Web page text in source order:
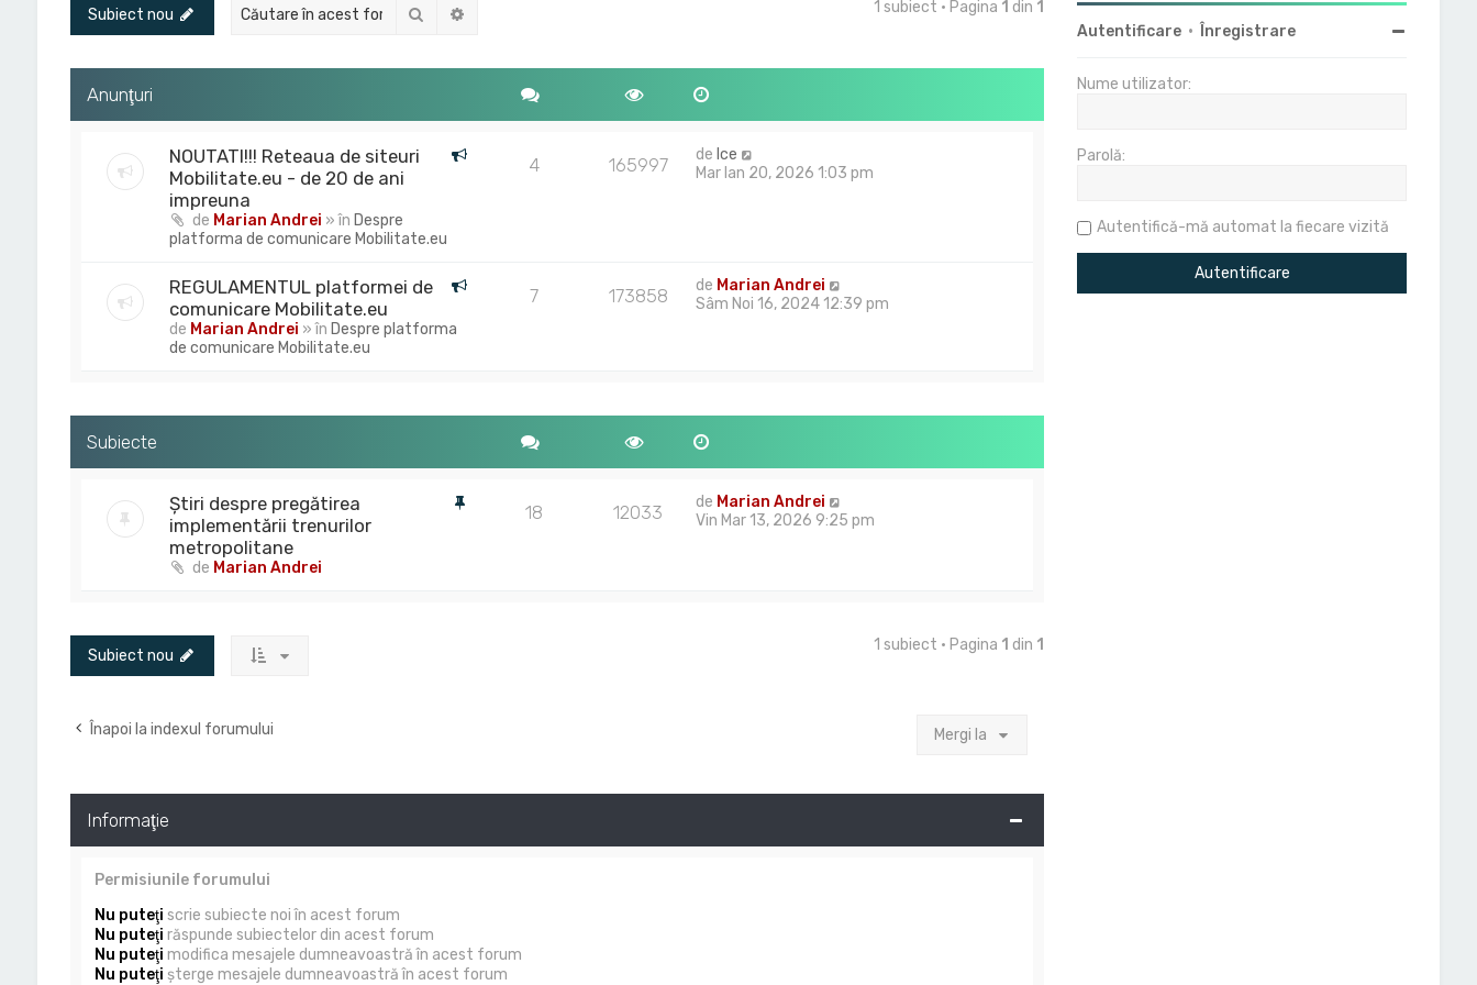
Subiect nou Căutare 1 subiect • Pagina 1 din 1
Anunţuri
NOUTATI!!! Reteaua de siteuri
Mobilitate.eu - de 20 de ani
impreuna
de Marian Andrei » în Despre
platforma de comunicare Mobilitate.eu
4 165997 de Ice
Mar Ian 20, 2026 1:03 pm
REGULAMENTUL platformei de
comunicare Mobilitate.eu
de Marian Andrei » în Despre platforma
de comunicare Mobilitate.eu
7 173858 de Marian Andrei
Sâm Noi 16, 2024 12:39 pm
Subiecte
Știri despre pregătirea
implementării trenurilor
metropolitane
de Marian Andrei
18 12033 de Marian Andrei
Vin Mar 13, 2026 9:25 pm
Subiect nou
1 subiect • Pagina 1 din 1
Înapoi la indexul forumului Mergi la
Informaţie
Permisiunile forumului
Nu puteţi scrie subiecte noi în acest forum
Nu puteţi răspunde subiectelor din acest forum
Nu puteţi modifica mesajele dumneavoastră în acest forum
Nu puteţi şterge mesajele dumneavoastră în acest forum
Autentificare • Înregistrare
Nume utilizator:
Parolă:
Autentifică-mă automat la fiecare vizită